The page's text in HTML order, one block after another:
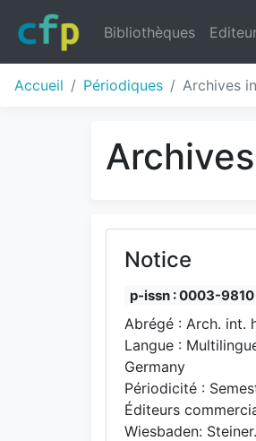
Bibliothèques
Accueil Périodiques Archives
Notice
p-issn : 0003-9810
Abrégé : Arch. int.
Langue :
Germany
Périodicité :
Éditeurs
Wiesbaden: Steiner.